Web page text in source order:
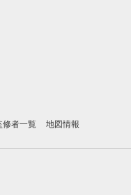
修者一覧 地図情報